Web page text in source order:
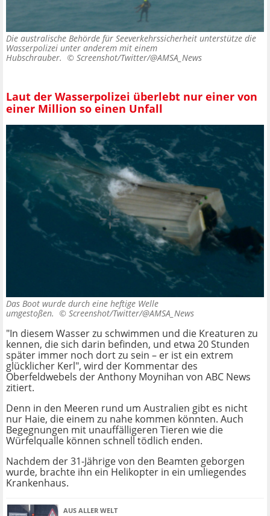
Die australische Behörde für Seeverkehrssicherheit unterstütze die
Wasserpolizei unter anderem mit einem
Hubschrauber. © Screenshot/Twitter/@AMSA_News
Laut der Wasserpolizei überlebt nur einer von
einer Million so einen Unfall
Das Boot wurde durch eine heftige Welle
umgestoßen. © Screenshot/Twitter/@AMSA_News
"In diesem Wasser zu schwimmen und die Kreaturen zu
kennen, die sich darin befinden, und etwa 20 Stunden
später immer noch dort zu sein – er ist ein extrem
glücklicher Kerl", wird der Kommentar des
Oberfeldwebels der Anthony Moynihan von ABC News
zitiert.
Denn in den Meeren rund um Australien gibt es nicht
nur Haie, die einem zu nahe kommen könnten. Auch
Begegnungen mit unauffälligeren Tieren wie die
Würfelqualle können schnell tödlich enden.
Nachdem der 31-Jährige von den Beamten geborgen
wurde, brachte ihn ein Helikopter in ein umliegendes
Krankenhaus.
AUS ALLER WELT